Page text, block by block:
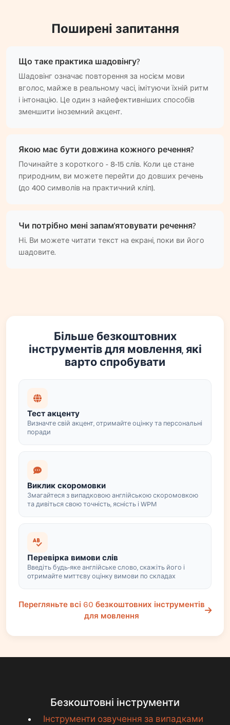
Поширені запитання
Що таке практика шадовінгу?
Шадовінг означає повторення за носієм мови
вголос, майже в реальному часі, імітуючи їхній ритм
і інтонацію. Це один з найефективніших способів
зменшити іноземний акцент.
Якою має бути довжина кожного речення?
Починайте з короткого - 8-15 слів. Коли це стане
природним, ви можете перейти до довших речень
(до 400 символів на практичний кліп).
Чи потрібно мені запам'ятовувати речення?
Ні. Ви можете читати текст на екрані, поки ви його
шадовите.
Більше безкоштовних
інструментів для мовлення, які
варто спробувати
Тест акценту
Визначте свій акцент, отримайте оцінку та персональні
поради
Виклик скоромовки
Змагайтеся з випадковою англійською скоромовкою
та дивіться свою точність, ясність і WPM
Перевірка вимови слів
Введіть будь-яке англійське слово, скажіть його і
отримайте миттєву оцінку вимови по складах
Перегляньте всі 60 безкоштовних інструментів
для мовлення
Безкоштовні інструменти
Інструменти озвучення за випадками